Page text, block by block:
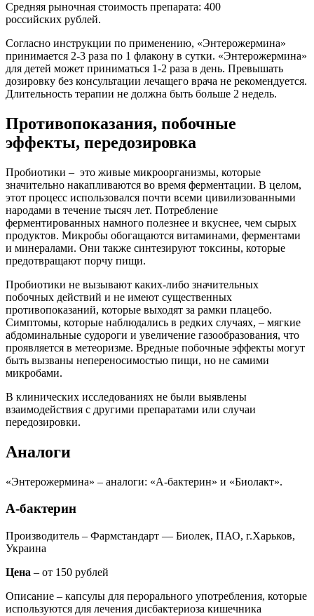
Средняя рыночная стоимость препарата: 400
российских рублей.
Согласно инструкции по применению, «Энтерожермина»
принимается 2-3 раза по 1 флакону в сутки. «Энтерожермина»
для детей может приниматься 1-2 раза в день. Превышать
дозировку без консультации лечащего врача не рекомендуется.
Длительность терапии не должна быть больше 2 недель.
Противопоказания, побочные
эффекты, передозировка
Пробиотики – это живые микроорганизмы, которые
значительно накапливаются во время ферментации. В целом,
этот процесс использовался почти всеми цивилизованными
народами в течение тысяч лет. Потребление
ферментированных намного полезнее и вкуснее, чем сырых
продуктов. Микробы обогащаются витаминами, ферментами
и минералами. Они также синтезируют токсины, которые
предотвращают порчу пищи.
Пробиотики не вызывают каких-либо значительных
побочных действий и не имеют существенных
противопоказаний, которые выходят за рамки плацебо.
Симптомы, которые наблюдались в редких случаях, – мягкие
абдоминальные судороги и увеличение газообразования, что
проявляется в метеоризме. Вредные побочные эффекты могут
быть вызваны непереносимостью пищи, но не самими
микробами.
В клинических исследованиях не были выявлены
взаимодействия с другими препаратами или случаи
передозировки.
Аналоги
«Энтерожермина» – аналоги: «А-бактерин» и «Биолакт».
А-бактерин
Производитель – Фармстандарт — Биолек, ПАО, г.Харьков,
Украина
Цена – от 150 рублей
Описание – капсулы для перорального употребления, которые
используются для лечения дисбактериоза кишечника